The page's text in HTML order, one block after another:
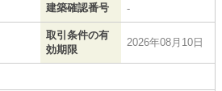
建築確認番号 -
取引条件の有
効期限
2026年08月10日